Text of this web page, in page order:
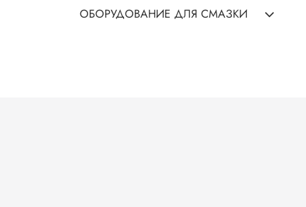
ОБОРУДОВАНИЕ ДЛЯ СМАЗКИ